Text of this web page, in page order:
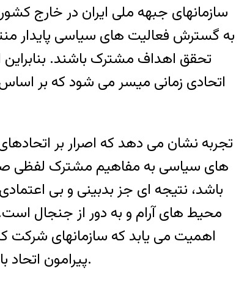
سازمانهای جبهه ملی ایران در خارج
به گسترش فعالیت های سیاسی پایدار
تحقق اهداف مشترک باشند.
اتحادی زمانی میسر می شود که بر
تجربه نشان می دهد که اصرار بر
های سیاسی به مفاهیم مشترک لفظی
باشد، نتیجه ای جز بدبینی و بی
محیط های آرام و به دور از جنجال
اهمیت می یابد که سازمانهای شرکت
پیرامون اتحاد باعث به حاشیه رانده شدن نیازهای اساسی جامعه امروز ایران در عرصه تغییرات سیاسی و اجتماعی گردد.